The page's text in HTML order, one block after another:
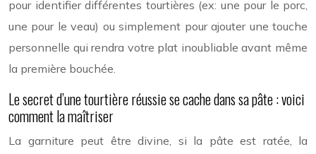
pour identifier différentes tourtières (ex: une pour le porc,
une pour le veau) ou simplement pour ajouter une touche
personnelle qui rendra votre plat inoubliable avant même
la première bouchée.
Le secret d’une tourtière réussie se cache dans sa pâte : voici
comment la maîtriser
La garniture peut être divine, si la pâte est ratée, la